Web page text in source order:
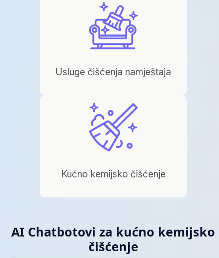
Usluge čišćenja namještaja
Kućno kemijsko čišćenje
AI Chatbotovi za kućno kemijsko
čišćenje